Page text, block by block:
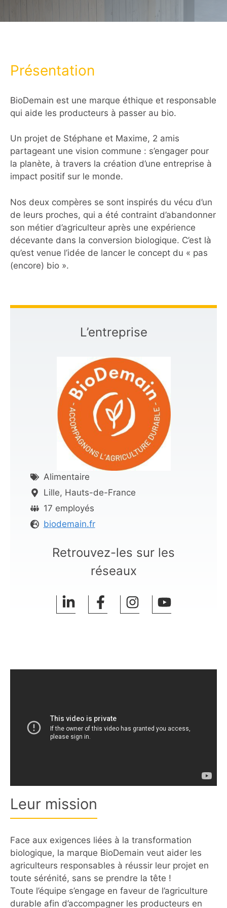
Présentation
BioDemain est une marque éthique et responsable
qui aide les producteurs à passer au bio.
Un projet de Stéphane et Maxime, 2 amis
partageant une vision commune : s’engager pour
la planète, à travers la création d’une entreprise à
impact positif sur le monde.
Nos deux compères se sont inspirés du vécu d’un
de leurs proches, qui a été contraint d’abandonner
son métier d’agriculteur après une expérience
décevante dans la conversion biologique. C’est là
qu’est venue l’idée de lancer le concept du « pas
(encore) bio ».
L’entreprise
Alimentaire
Lille, Hauts-de-France
17 employés
biodemain.fr
Retrouvez-les sur les
réseaux
Leur mission
Face aux exigences liées à la transformation
biologique, la marque BioDemain veut aider les
agriculteurs responsables à réussir leur projet en
toute sérénité, sans se prendre la tête !
Toute l’équipe s’engage en faveur de l’agriculture
durable afin d’accompagner les producteurs en